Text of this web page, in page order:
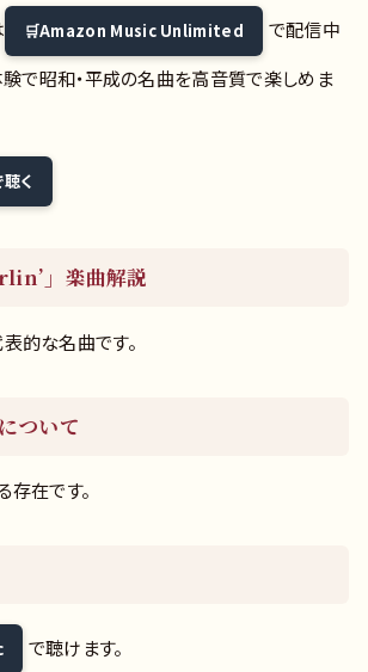
Amazon Music Unlimited
で配信中
で昭和・平成の名曲を高音質で楽しめま
く
」楽曲解説
的な名曲です。
ついて
在です。
で聴けます。